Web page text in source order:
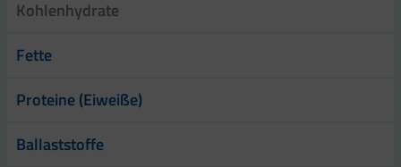
Kohlenhydrate
Fette
Proteine (Eiweiße)
Ballaststoffe